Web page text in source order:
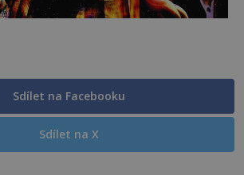
Sdílet na Facebooku
Sdílet na X